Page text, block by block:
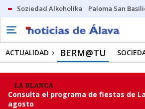
Soziedad Alkoholika Paloma San
ACTUALIDAD BERM@TU
LA BLANCA
Consulta el programa de fiestas de
agosto